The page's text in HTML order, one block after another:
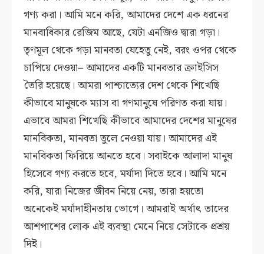
গণ্য করা। আমি মনে করি, আমাদের দেশে এক ধরনের
মানবাধিকার রেজিম আছে, যেটা এনজিও দ্বারা গড়া।
তৃণমূল থেকে গড়া মানবতা যেহেতু নেই, বরং ওপর থেকে
চাপিয়ে দেওয়া– আমাদের একটি মানবতার ক্রাইসিস
তৈরি হয়েছে। আমরা পাশ্চাত্যের দেশ থেকে শিখেছি
কীভাবে মানুষকে ম্যাস বা গণমানুষে পরিণত করা যায়।
এভাবে আমরা শিখেছি কীভাবে আমাদের দেশের মানুষের
মানবিকতা, মানবতা তুলে নেওয়া যায়। আমাদের এই
মানবিকতা ফিরিয়ে আনতে হবে। সবাইকে আলাদা মানুষ
হিসেবে গণ্য করতে হবে, মর্যাদা দিতে হবে। আমি মনে
করি, যারা নিজের জীবন নিয়ে নেয়, তারা হয়তো
অনেকেই মর্যাদাহীনতায় ভোগে। আমরাই অর্থাৎ তাদের
আশপাশের লোক এই ব্যবস্থা মেনে নিয়ে সেটাকে প্রশ্রয়
দিই।